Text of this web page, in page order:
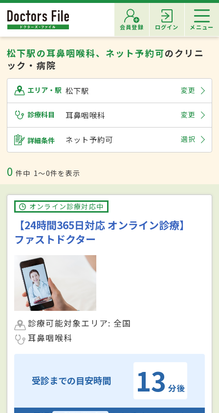
会員登録 ログイン メニュー
松下駅の耳鼻咽喉科、ネット予約可のクリニ
ック・病院
エリア・駅 松下駅 変更
診療科目 耳鼻咽喉科 変更
詳細条件 ネット予約可 選択
0 件中 1〜0件を表示
オンライン診療対応中
【24時間365日対応 オンライン診療】
ファストドクター
診療可能対象エリア: 全国
耳鼻咽喉科
受診までの目安時間 13 分後